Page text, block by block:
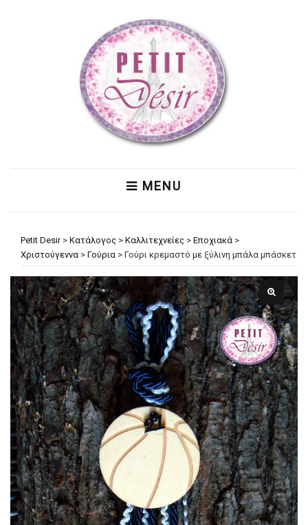
MENU
Petit Desir> Κατάλογος > Καλλιτεχνείες > Εποχιακά >
Χριστούγεννα > Γούρια > Γούρι κρεμαστό με ξύλινη μπάλα μπάσκετ